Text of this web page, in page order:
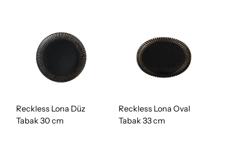
Reckless Lona Düz
Tabak 30 cm
Reckless Lona Oval
Tabak 33 cm